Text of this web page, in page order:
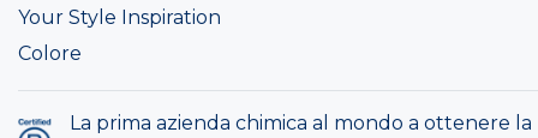
Your Style Inspiration
Colore
La prima azienda chimica al mondo a ottenere la